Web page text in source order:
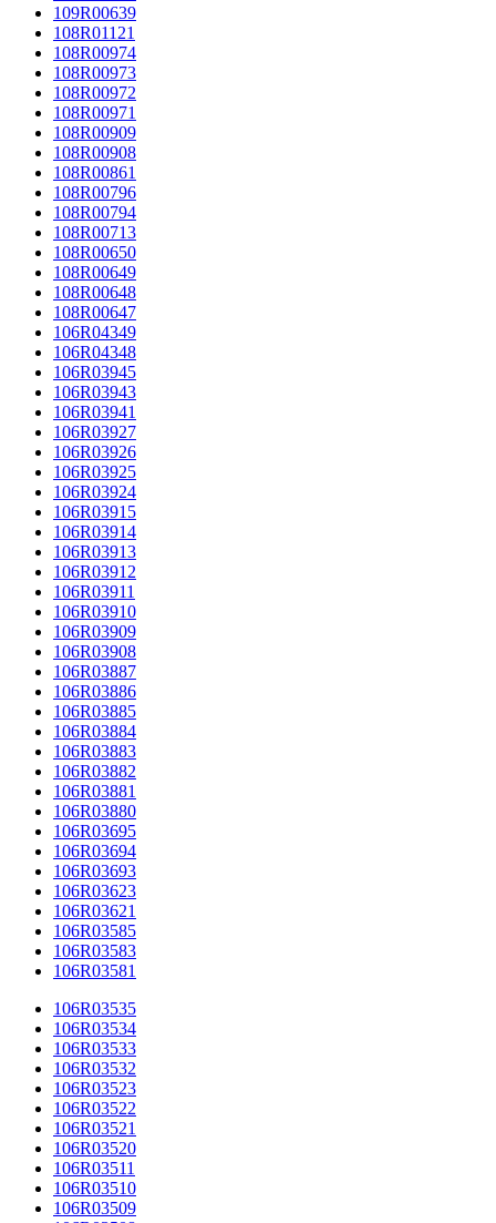
109R00639
108R01121
108R00974
108R00973
108R00972
108R00971
108R00909
108R00908
108R00861
108R00796
108R00794
108R00713
108R00650
108R00649
108R00648
108R00647
106R04349
106R04348
106R03945
106R03943
106R03941
106R03927
106R03926
106R03925
106R03924
106R03915
106R03914
106R03913
106R03912
106R03911
106R03910
106R03909
106R03908
106R03887
106R03886
106R03885
106R03884
106R03883
106R03882
106R03881
106R03880
106R03695
106R03694
106R03693
106R03623
106R03621
106R03585
106R03583
106R03581
106R03535
106R03534
106R03533
106R03532
106R03523
106R03522
106R03521
106R03520
106R03511
106R03510
106R03509